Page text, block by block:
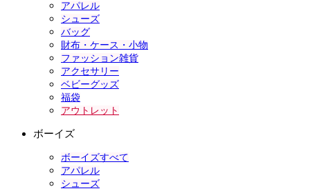
アパレル
シューズ
バッグ
財布・ケース・小物
ファッション雑貨
アクセサリー
ベビーグッズ
福袋
アウトレット
ボーイズ
ボーイズすべて
アパレル
シューズ